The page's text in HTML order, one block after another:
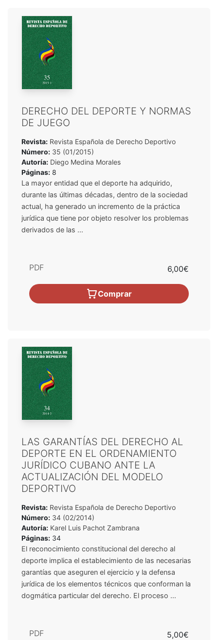
DERECHO DEL DEPORTE Y NORMAS
DE JUEGO
Revista: Revista Española de Derecho Deportivo
Número: 35 (01/2015)
Autoría: Diego Medina Morales
Páginas: 8
La mayor entidad que el deporte ha adquirido,
durante las últimas décadas, dentro de la sociedad
actual, ha generado un incremento de la práctica
jurídica que tiene por objeto resolver los problemas
derivados de las ...
PDF 6,00€
Comprar
LAS GARANTÍAS DEL DERECHO AL
DEPORTE EN EL ORDENAMIENTO
JURÍDICO CUBANO ANTE LA
ACTUALIZACIÓN DEL MODELO
DEPORTIVO
Revista: Revista Española de Derecho Deportivo
Número: 34 (02/2014)
Autoría: Karel Luis Pachot Zambrana
Páginas: 34
El reconocimiento constitucional del derecho al
deporte implica el establecimiento de las necesarias
garantías que aseguren el ejercicio y la defensa
jurídica de los elementos técnicos que conforman la
dogmática particular del derecho. El proceso ...
PDF 5,00€